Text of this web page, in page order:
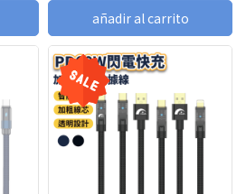
añadir al carrito